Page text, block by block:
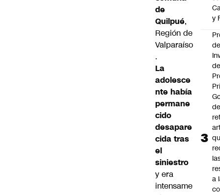
de
Quilpué,
Región de
Valparaíso
.
La
adolesce
nte había
permane
cido
desapare
cida tras
el
siniestro
y era
intensame
y
de
a